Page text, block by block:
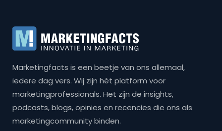
Marketingfacts is een beetje van ons allemaal,
iedere dag vers. Wij zijn hét platform voor
marketingprofessionals. Het zijn de insights,
podcasts, blogs, opinies en recencies die ons als
marketingcommunity binden.